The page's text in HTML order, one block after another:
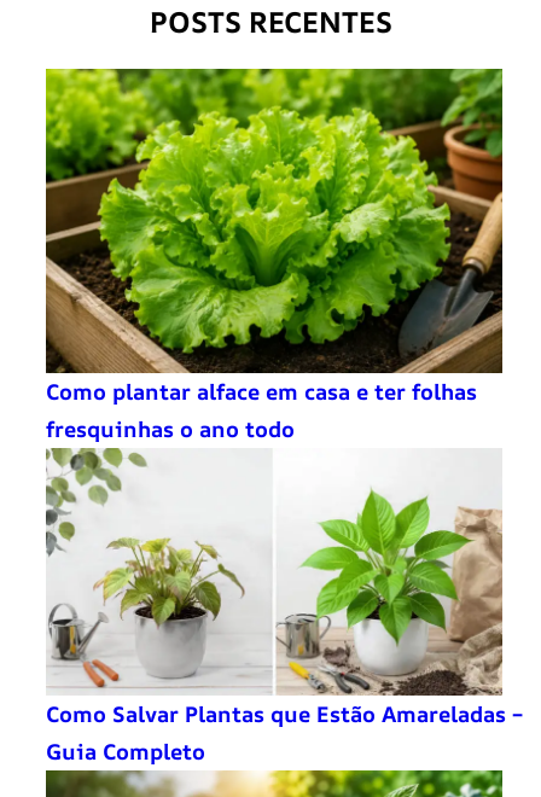
POSTS RECENTES
Como plantar alface em casa e ter folhas
fresquinhas o ano todo
Como Salvar Plantas que Estão Amareladas –
Guia Completo